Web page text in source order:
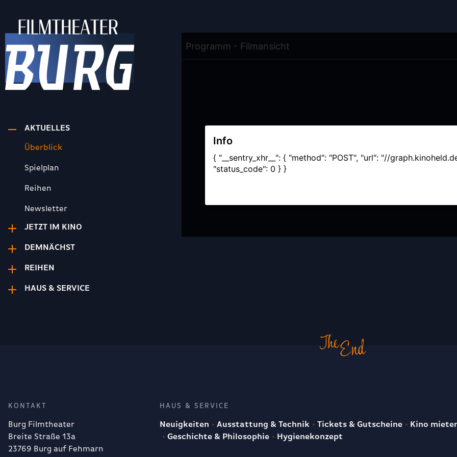
AKTUELLES
Überblick
Spielplan
Reihen
Newsletter
JETZT IM KINO
DEMNÄCHST
REIHEN
HAUS & SERVICE
KONTAKT
Burg Filmtheater
Breite Straße 13a
23769 Burg auf Fehmarn
HAUS & SERVICE
Neuigkeiten Ausstattung & Technik Tickets & Gutscheine
Kino
Geschichte & Philosophie
Hygienekonzept